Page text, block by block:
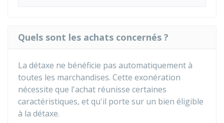
Quels sont les achats concernés ?
La détaxe ne bénéficie pas automatiquement à
toutes les marchandises. Cette exonération
nécessite que l'achat réunisse certaines
caractéristiques, et qu'il porte sur un bien éligible
à la détaxe.